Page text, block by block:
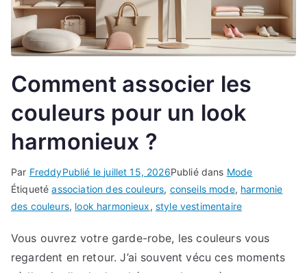
Comment associer les
couleurs pour un look
harmonieux ?
Par FreddyPublié le juillet 15, 2026Publié dans Mode
Étiquetéassociation des couleurs, conseils mode, harmonie
des couleurs, look harmonieux, style vestimentaire
Vous ouvrez votre garde-robe, les couleurs vous
regardent en retour. J’ai souvent vécu ces moments